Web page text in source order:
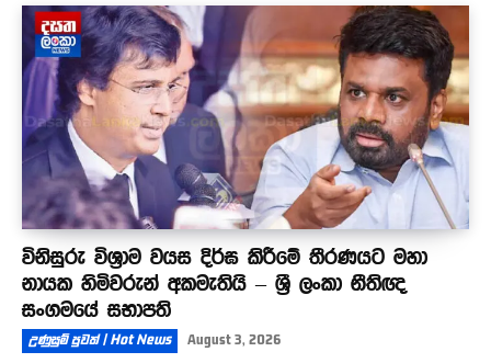
විනිසුරු විශ්‍රාම වයස දිර්ඝ කිරීමේ තීරණයට මහා
නායක හිමිවරුන් අකමැතියි – ශ්‍රී ලංකා නීතිඥ
සංගමයේ සභාපති
උණුසුම් පුවත් | Hot News August 3, 2026